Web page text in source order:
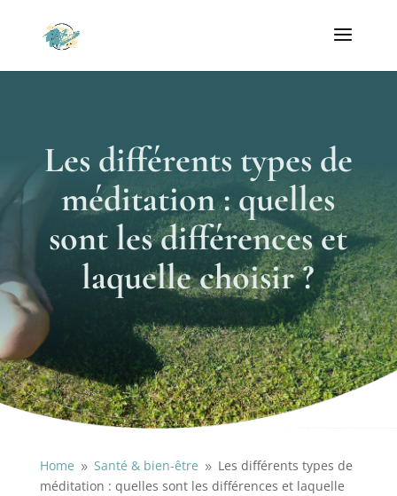
Les différents types de
méditation : quelles
sont les différences et
laquelle choisir ?
Home 9 Santé & bien-être 9 Les différents types de
méditation : quelles sont les différences et laquelle